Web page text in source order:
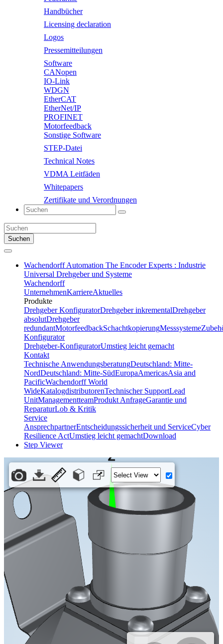
Handbücher
Licensing declaration
Logos
Pressemitteilungen
Software
CANopen
IO-Link
WDGN
EtherCAT
EtherNet/IP
PROFINET
Motorfeedback
Sonstige Software
STEP-Datei
Technical Notes
VDMA Leitfäden
Whitepapers
Zertifikate und Verordnungen
Suchen
Wachendorff Automation The Encoder Experts : Industrie
Universal Drehgeber und Systeme
Wachendorff
UnternehmenKarriereAktuelles
Produkte
Drehgeber KonfiguratorDrehgeber inkrementalDrehgeber
absolutDrehgeber
redundantMotorfeedbackSchachtkopierungMesssysteme
Konfigurator
Drehgeber-KonfiguratorUmstieg leicht gemacht
Kontakt
Technische AnwendungsberatungDeutschland: Mitte-
NordDeutschland: Mitte-SüdEuropaAmericasAsia and
PacificWachendorff World
WideKatalogdistributorenTechnischer SupportLead
UnitManagementteamProdukt AnfrageGarantie und
ReparaturLob & Kritik
Service
AnsprechpartnerEntscheidungssicherheit und ServiceCyber
Resilience ActUmstieg leicht gemachtDownload
Step Viewer